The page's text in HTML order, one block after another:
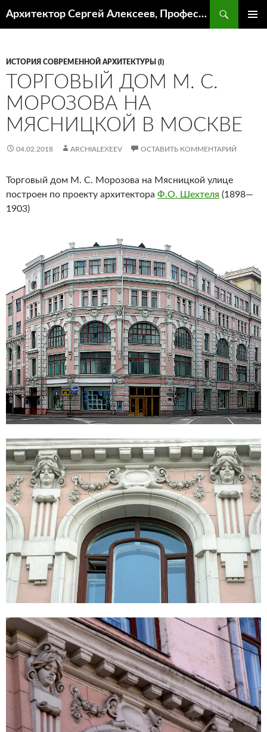
Архитектор Сергей Алексеев, Профессор кафедры ИА и АР ААИ ЮФУ
ИСТОРИЯ СОВРЕМЕННОЙ АРХИТЕКТУРЫ (I)
ТОРГОВЫЙ ДОМ М. С.
МОРОЗОВА НА
МЯСНИЦКОЙ В МОСКВЕ
04.02.2018 ARCHIALEXEEV ОСТАВИТЬ КОММЕНТАРИЙ
Торговый дом М. С. Морозова на Мясницкой улице
построен по проекту архитектора Ф.О. Шехтеля (1898—
1903)